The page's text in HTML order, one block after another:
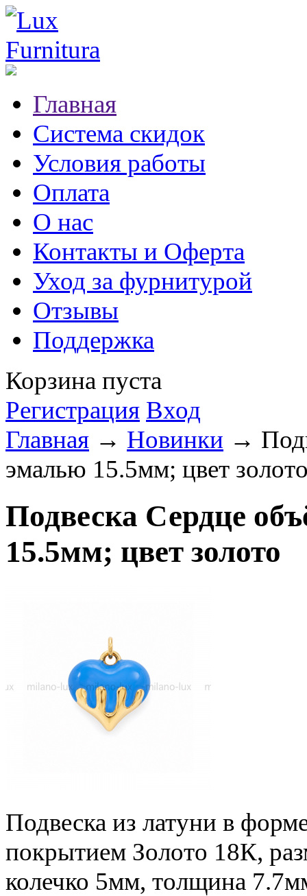
Главная
Система скидок
Условия работы
Оплата
О нас
Контакты и Оферта
Уход за фурнитурой
Отзывы
Поддержка
Корзина пуста
Регистрация Вход
Главная → Новинки →
эмалью 15.5мм; цвет
Подвеска Сердце
15.5мм; цвет золото
Подвеска из латуни в
покрытием Золото 18К,
колечко 5мм, толщина